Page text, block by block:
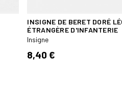
INSIGNE DE BERET DORÉ
ÉTRANGÈRE D'INFANTERIE
Insigne
8,40 €